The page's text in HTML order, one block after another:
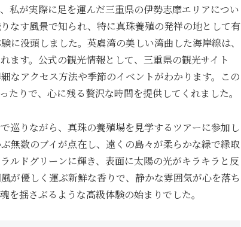
が実際に足を運んだ三重県の伊勢志摩エリアについ
なす風景で知られ、特に真珠養殖の発祥の地として有
没頭しました。英虞湾の美しい湾曲した海岸線は、
ます。公式の観光情報として、三重県の観光サイト
なアクセス方法や季節のイベントがわかります。この
りで、心に残る贅沢な時間を提供してくれました。
巡りながら、真珠の養殖場を見学するツアーに参加し
無数のブイが点在し、遠くの島々が柔らかな緑で縁取
ルドグリーンに輝き、表面に太陽の光がキラキラと反
が優しく運ぶ新鮮な香りで、静かな雰囲気が心を落ち
揺さぶるような高級体験の始まりでした。